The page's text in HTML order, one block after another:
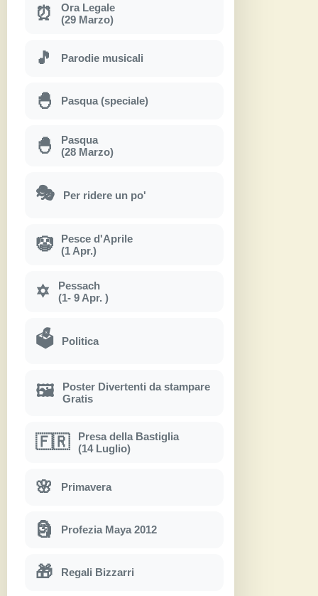
⏰
Ora Legale
(29 Marzo)
🎵 Parodie musicali
🐣 Pasqua (speciale)
🐣
Pasqua
(28 Marzo)
🎭 Per ridere un po'
🤡
Pesce d'Aprile
(1 Apr.)
✡
Pessach
(1- 9 Apr. )
🗳 Politica
🖼
Poster Divertenti da stampare
Gratis
🇫🇷
Presa della Bastiglia
(14 Luglio)
🌸 Primavera
🗿 Profezia Maya 2012
🎁 Regali Bizzarri